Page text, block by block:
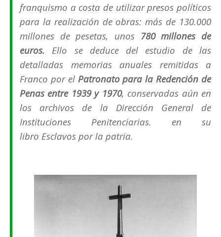
franquismo a costa de utilizar presos políticos
para la realización de obras: más de 130.000
millones de pesetas, unos 780 millones de
euros. Ello se deduce del estudio de las
detalladas memorias anuales remitidas a
Franco por el Patronato para la Redención de
Penas entre 1939 y 1970, conservadas aún en
los archivos de la Dirección General de
Instituciones Penitenciarias. en su
libro Esclavos por la patria.